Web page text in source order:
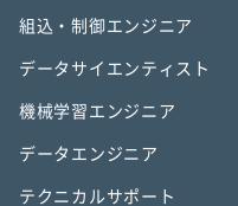
組込・制御エンジニア
データサイエンティスト
機械学習エンジニア
データエンジニア
テクニカルサポート